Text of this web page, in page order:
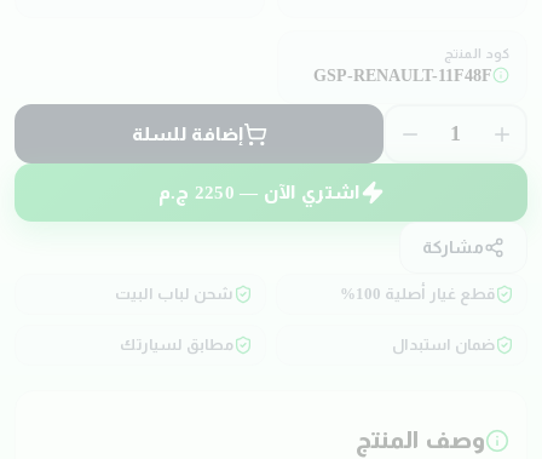
كود المنتج
GSP-RENAULT-11F48F
1 إضافة للسلة
اشتري الآن — 2250 ج.م
مشاركة
قطع غيار أصلية 100% شحن لباب البيت
ضمان استبدال مطابق لسيارتك
وصف المنتج